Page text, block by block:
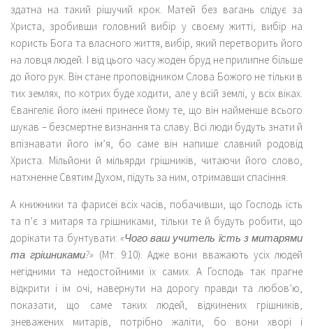
здатна на такий рішучий крок. Матей без вагань слідує за
Христа, зробивши головний вибір у своєму житті, вибір на
користь Бога та власного життя, вибір, який перетворить його
на ловця людей. І від цього часу жоден бруд не прилипне більше
до його рук. Він стане проповідником Слова Божого не тільки в
тих землях, по котрих буде ходити, але у всій землі, у всіх віках.
Євангеліє його імені принесе йому те, що він найменше всього
шукав – безсмертне визнання та славу. Всі люди будуть знати й
впізнавати його ім’я, бо саме він напише славний родовід
Христа. Мільйони й мільярди грішників, читаючи його слово,
натхненне Святим Духом, підуть за ним, отримавши спасіння.
А книжники та фарисеї всіх часів, побачивши, що Господь їсть
та п’є з митаря та грішниками, тільки те й будуть робити, що
дорікати та бунтувати: «Чого ваш учитель їсть з митарями
та грішниками?» (Мт. 9:10). Адже вони вважають усіх людей
негідними та недостойними їх самих. А Господь так прагне
відкрити і їм очі, навернути на дорогу правди та любов’ю,
показати, що саме таких людей, відкинених грішників,
зневажених митарів, потрібно жаліти, бо вони хворі і